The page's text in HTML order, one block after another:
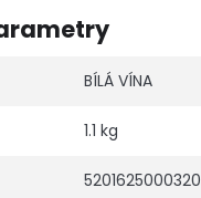
BÍLÁ VÍNA
1.1 kg
5201625000320